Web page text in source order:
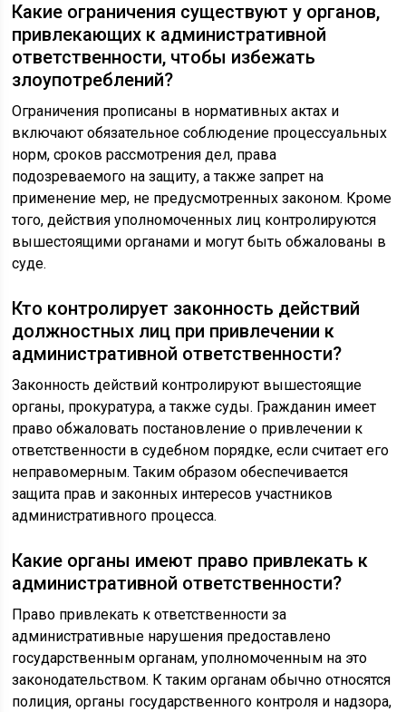
Какие ограничения существуют у органов,
привлекающих к административной
ответственности, чтобы избежать
злоупотреблений?
Ограничения прописаны в нормативных актах и
включают обязательное соблюдение процессуальных
норм, сроков рассмотрения дел, права
подозреваемого на защиту, а также запрет на
применение мер, не предусмотренных законом. Кроме
того, действия уполномоченных лиц контролируются
вышестоящими органами и могут быть обжалованы в
суде.
Кто контролирует законность действий
должностных лиц при привлечении к
административной ответственности?
Законность действий контролируют вышестоящие
органы, прокуратура, а также суды. Гражданин имеет
право обжаловать постановление о привлечении к
ответственности в судебном порядке, если считает его
неправомерным. Таким образом обеспечивается
защита прав и законных интересов участников
административного процесса.
Какие органы имеют право привлекать к
административной ответственности?
Право привлекать к ответственности за
административные нарушения предоставлено
государственным органам, уполномоченным на это
законодательством. К таким органам обычно относятся
полиция, органы государственного контроля и надзора,